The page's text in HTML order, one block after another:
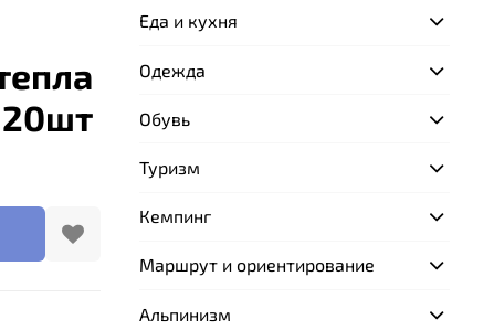
20шт
Еда и кухня
Одежда
Обувь
Туризм
Кемпинг
Маршрут и ориентирование
Альпинизм